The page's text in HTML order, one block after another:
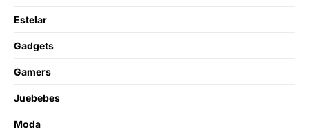
Estelar
Gadgets
Gamers
Juebebes
Moda